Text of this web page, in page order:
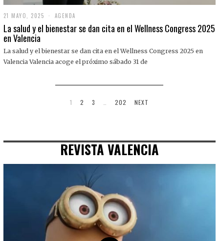
21 MAYO, 2025
1
M
O
,
AGENDA
La salud y el bienestar se dan cita en el Wellness Congress 2025
en Valencia
La salud y el bienestar se dan cita en el Wellness Congress 2025 en
Valencia Valencia acoge el próximo sábado 31 de
1 2 3 202 NEXT
REVISTA VALENCIA